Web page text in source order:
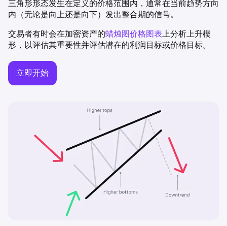
三角形形态发生在定义的价格范围内，通常在当前趋势方向
内（无论是向上还是向下）发出整合期的信号。
交易者有时会在加密资产的蜡烛图价格图表上分析上升楔
形，以评估其重要性并评估潜在的利润目标或价格目标。
立即开始